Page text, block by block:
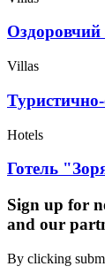
Оздоровчий
Villas
Hotels
Готель
Sign up for
and our
By clicking